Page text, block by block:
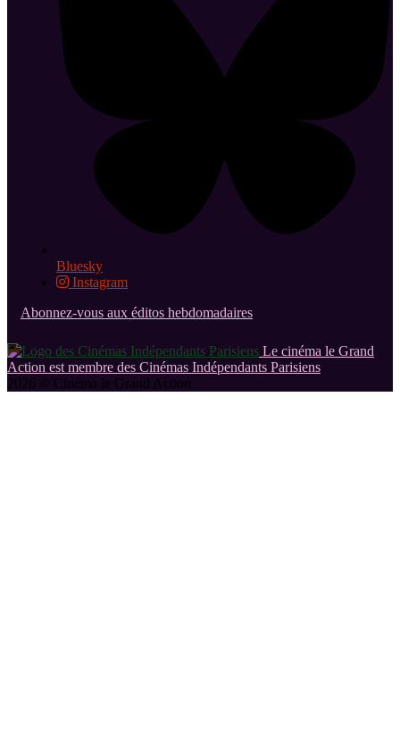
Bluesky
Instagram
Abonnez-vous aux éditos hebdomadaires
Le cinéma le Grand
Action est membre des Cinémas Indépendants Parisiens
2026 © Cinéma le Grand Action